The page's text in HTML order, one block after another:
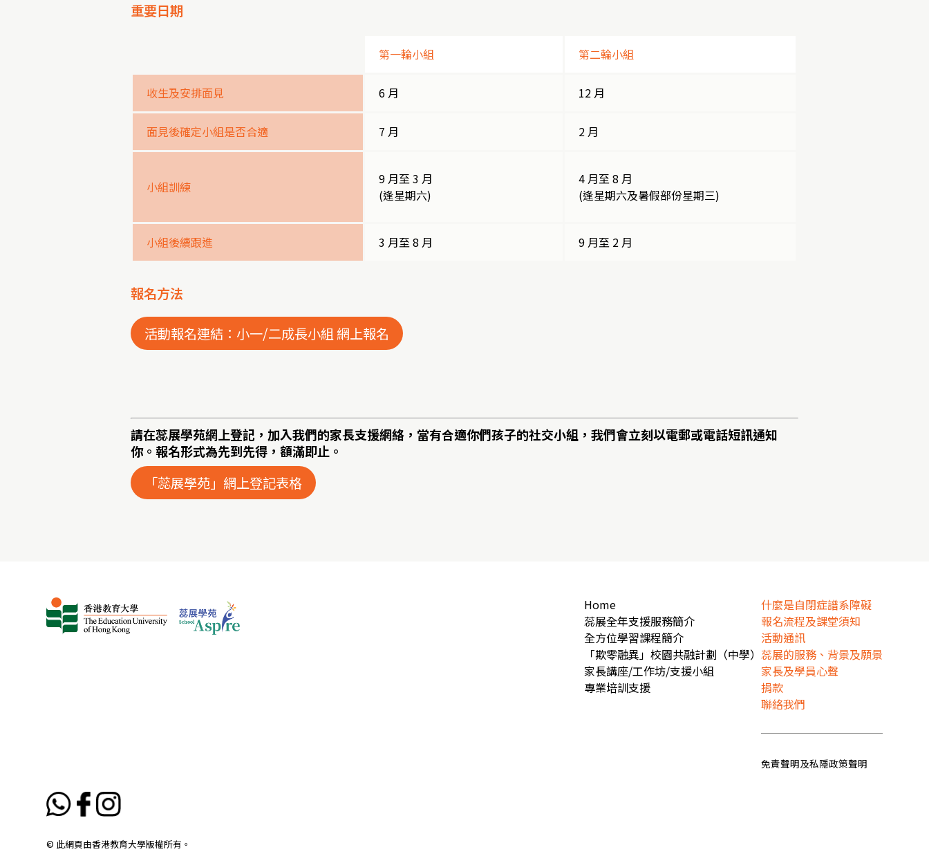
重要日期
第一輪小組 第二輪小組
收生及安排面見 6 月 12 月
面見後確定小組是否合適 7 月 2 月
小組訓練
9 月至 3 月
(逢星期六)
4 月至 8 月
(逢星期六及暑假部份星期三)
小組後續跟進 3 月至 8 月 9 月至 2 月
報名方法
活動報名連結：小一/二成長小組 網上報名
請在蕊展學苑網上登記，加入我們的家長支援網絡，當有合適你們孩子的社交小組，我們會立刻以電郵或電話短訊通知
你。報名形式為先到先得，額滿即止。
「蕊展學苑」網上登記表格
Home
蕊展全年支援服務簡介
全方位學習課程簡介
「欺零融異」校園共融計劃（中學）
家長講座/工作坊/支援小組
專業培訓支援
什麼是自閉症譜系障礙
報名流程及課堂須知
活動通訊
蕊展的服務、背景及願景
家長及學員心聲
捐款
聯絡我們
免責聲明及私隱政策聲明
© 此網頁由香港教育大學版權所有。